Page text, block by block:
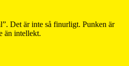
Det är inte så finurligt. Punken är
än intellekt.